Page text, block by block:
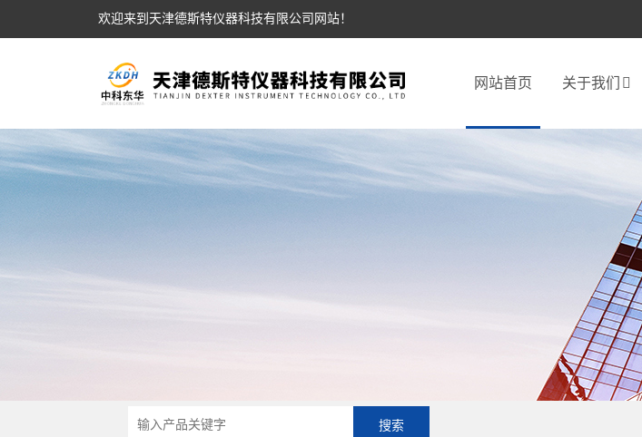
欢迎来到天津德斯特仪器科技有限公司网站！
网站首页 关于我们